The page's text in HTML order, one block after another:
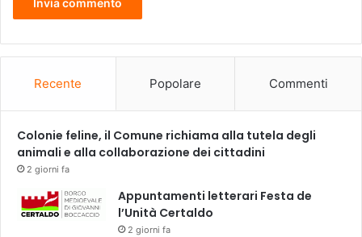
Recente Popolare Commenti
Colonie feline, il Comune richiama alla tutela degli
animali e alla collaborazione dei cittadini
2 giorni fa
Appuntamenti letterari Festa de
l’Unità Certaldo
2 giorni fa